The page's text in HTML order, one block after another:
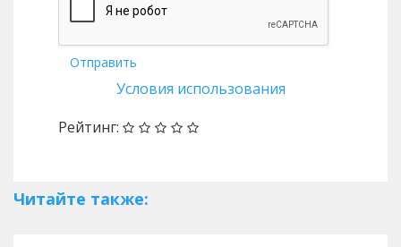
Отправить
Условия использования
Рейтинг:
Читайте также: